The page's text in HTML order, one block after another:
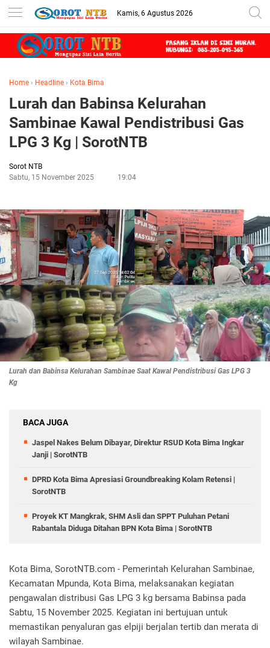
Kamis, 6 Agustus 2026
Home › Headline › Kota Bima
Lurah dan Babinsa Kelurahan
Sambinae Kawal Pendistribusi Gas
LPG 3 Kg | SorotNTB
Sorot NTB
Sabtu, 15 November 2025
19:04
Lurah dan Babinsa Kelurahan Sambinae Saat Kawal Pendistribusi Gas LPG 3
Kg
BACA JUGA
Jaspel Nakes Belum Dibayar, Direktur RSUD Kota Bima Ingkar
Janji | SorotNTB
DPRD Kota Bima Apresiasi Groundbreaking Kolam Retensi |
SorotNTB
Proyek KT Mangkrak, SHM Asli dan SPPT Puluhan Petani
Rabantala Diduga Ditahan BPN Kota Bima | SorotNTB
Kota Bima, SorotNTB.com - Pemerintah Kelurahan Sambinae,
Kecamatan Mpunda, Kota Bima, melaksanakan kegiatan
pengawalan distribusi Gas LPG 3 kg bersama Babinsa pada
Sabtu, 15 November 2025. Kegiatan ini bertujuan untuk
memastikan penyaluran gas elpiji berjalan tertib dan merata di
wilayah Sambinae.